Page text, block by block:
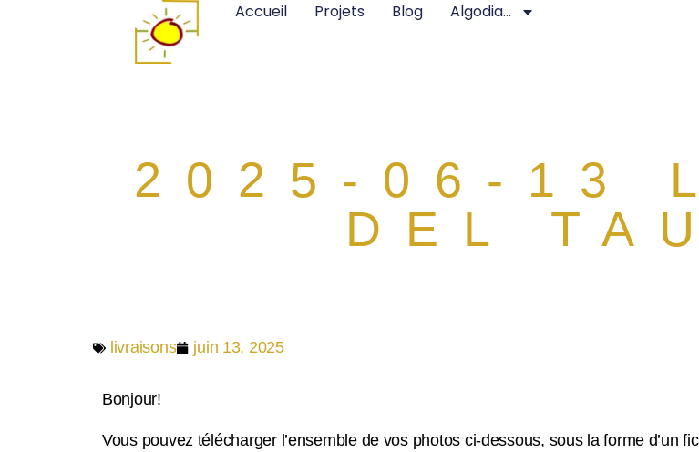
Accueil Projets Blog Algodia…
2025-06-13
DEL
livraisons juin 13, 2025
Bonjour!
Vous pouvez télécharger l’ensemble de vos photos ci-dessous, sous la forme